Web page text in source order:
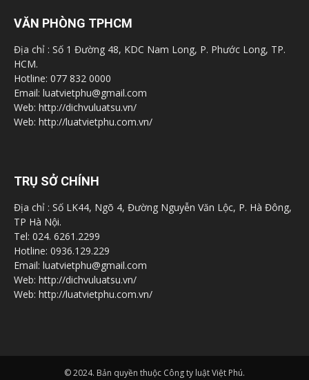
VĂN PHÒNG TPHCM
Địa chỉ : Số 1 Đường 48, KDC Nam Long, P. Phước Long, TP.
HCM.
Hotline: 077 832 0000
Email: luatvietphu@gmail.com
Web: http://dichvuluatsu.vn/
Web: http://luatvietphu.com.vn/
TRỤ SỞ CHÍNH
Địa chỉ : Số LK44, Ngõ 4, Đường Nguyễn Văn Lộc, P. Hà Đông,
TP Hà Nội.
Tel: 024. 6261.2299
Hotline: 0936.129.229
Email: luatvietphu@gmail.com
Web: http://dichvuluatsu.vn/
Web: http://luatvietphu.com.vn/
© 2024. Bản quyền thuộc Công ty luật Việt Phú.